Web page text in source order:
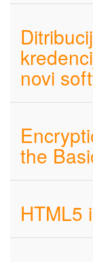
novi
the
HTML5